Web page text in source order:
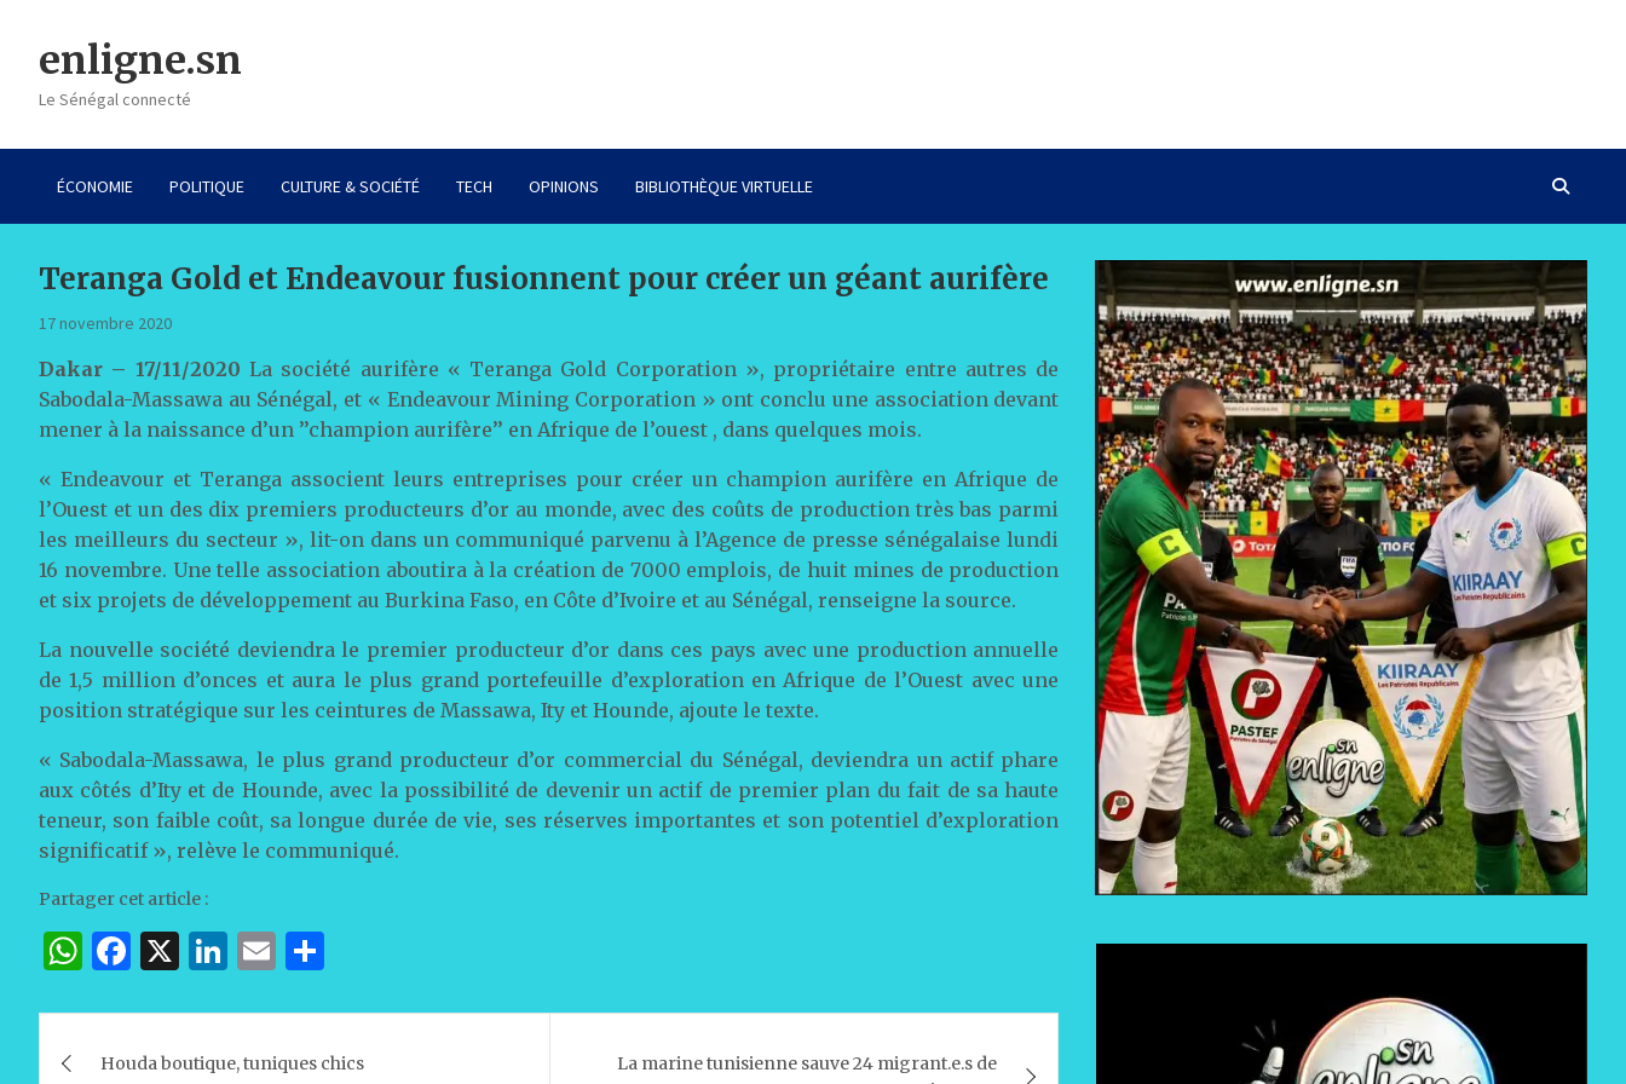
contentenligne.sn
Le Sénégal connecté
ÉCONOMIE POLITIQUE CULTURE & SOCIÉTÉ TECH OPINIONS BIBLIOTHÈQUE VIRTUELLE
Teranga Gold et Endeavour fusionnent pour créer un géant aurifère
17 novembre 2020
Dakar – 17/11/2020 La société aurifère « Teranga Gold Corporation », propriétaire entre autres de
Sabodala-Massawa au Sénégal, et « Endeavour Mining Corporation » ont conclu une association devant
mener à la naissance d’un ’’champion aurifère’’ en Afrique de l’ouest , dans quelques mois.
« Endeavour et Teranga associent leurs entreprises pour créer un champion aurifère en Afrique de
l’Ouest et un des dix premiers producteurs d’or au monde, avec des coûts de production très bas parmi
les meilleurs du secteur », lit-on dans un communiqué parvenu à l’Agence de presse sénégalaise lundi
16 novembre. Une telle association aboutira à la création de 7000 emplois, de huit mines de production
et six projets de développement au Burkina Faso, en Côte d’Ivoire et au Sénégal, renseigne la source.
La nouvelle société deviendra le premier producteur d’or dans ces pays avec une production annuelle
de 1,5 million d’onces et aura le plus grand portefeuille d’exploration en Afrique de l’Ouest avec une
position stratégique sur les ceintures de Massawa, Ity et Hounde, ajoute le texte.
« Sabodala-Massawa, le plus grand producteur d’or commercial du Sénégal, deviendra un actif phare
aux côtés d’Ity et de Hounde, avec la possibilité de devenir un actif de premier plan du fait de sa haute
teneur, son faible coût, sa longue durée de vie, ses réserves importantes et son potentiel d’exploration
significatif », relève le communiqué.
Partager cet article :
W
at
F
c
e
X
Li
k
e
E
ai
l
ta
g
Houda boutique, tuniques chics
La marine tunisienne sauve 24 migrant.e.s de